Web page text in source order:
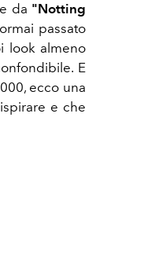
da "Notting
passato
look almeno
E
ecco una
e che